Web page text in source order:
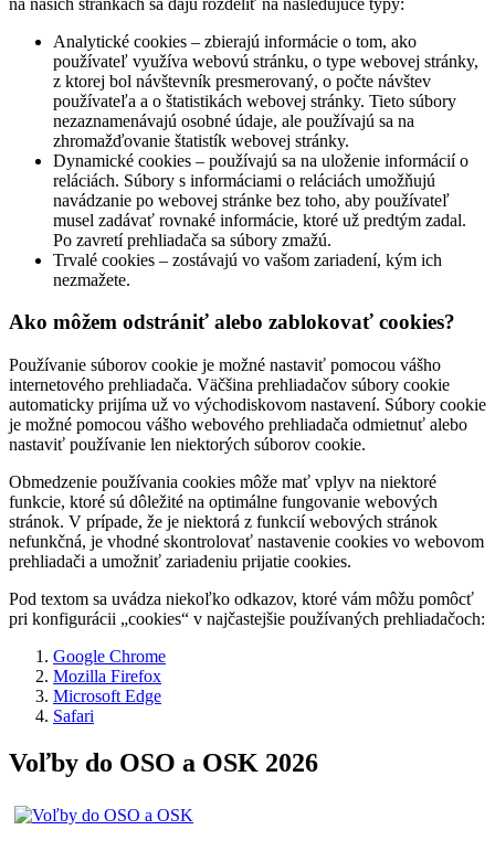
Analytické cookies – zbierajú informácie o tom, ako
používateľ využíva webovú stránku, o type webovej stránky,
z ktorej bol návštevník presmerovaný, o počte návštev
používateľa a o štatistikách webovej stránky. Tieto súbory
nezaznamenávajú osobné údaje, ale používajú sa na
zhromažďovanie štatistík webovej stránky.
Dynamické cookies – používajú sa na uloženie informácií o
reláciách. Súbory s informáciami o reláciách umožňujú
navádzanie po webovej stránke bez toho, aby používateľ
musel zadávať rovnaké informácie, ktoré už predtým zadal.
Po zavretí prehliadača sa súbory zmažú.
Trvalé cookies – zostávajú vo vašom zariadení, kým ich
nezmažete.
Ako môžem odstrániť alebo zablokovať cookies?
Používanie súborov cookie je možné nastaviť pomocou vášho
internetového prehliadača. Väčšina prehliadačov súbory cookie
automaticky prijíma už vo východiskovom nastavení. Súbory cookie
je možné pomocou vášho webového prehliadača odmietnuť alebo
nastaviť používanie len niektorých súborov cookie.
Obmedzenie používania cookies môže mať vplyv na niektoré
funkcie, ktoré sú dôležité na optimálne fungovanie webových
stránok. V prípade, že je niektorá z funkcií webových stránok
nefunkčná, je vhodné skontrolovať nastavenie cookies vo webovom
prehliadači a umožniť zariadeniu prijatie cookies.
Pod textom sa uvádza niekoľko odkazov, ktoré vám môžu pomôcť
pri konfigurácii „cookies“ v najčastejšie používaných prehliadačoch:
Google Chrome
Mozilla Firefox
Microsoft Edge
Safari
Voľby do OSO a OSK 2026